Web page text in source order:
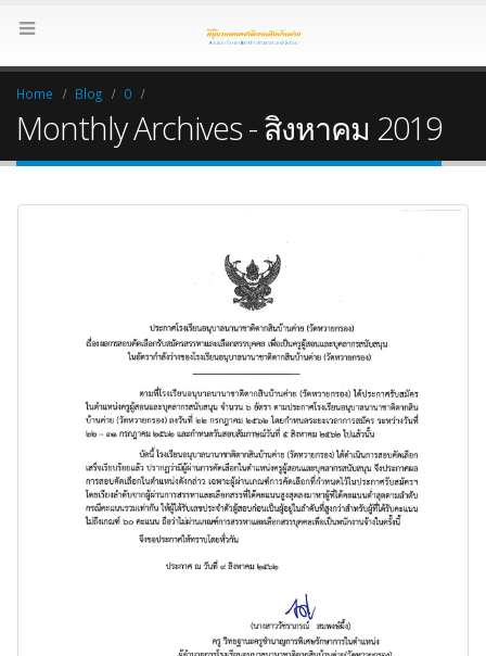
Home Blog 0
Monthly Archives - สิงหาคม 2019